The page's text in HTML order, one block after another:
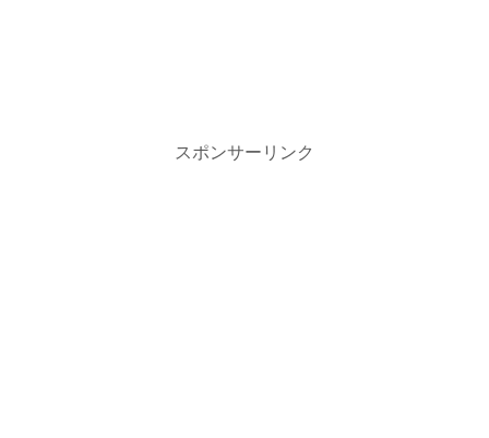
スポンサーリンク